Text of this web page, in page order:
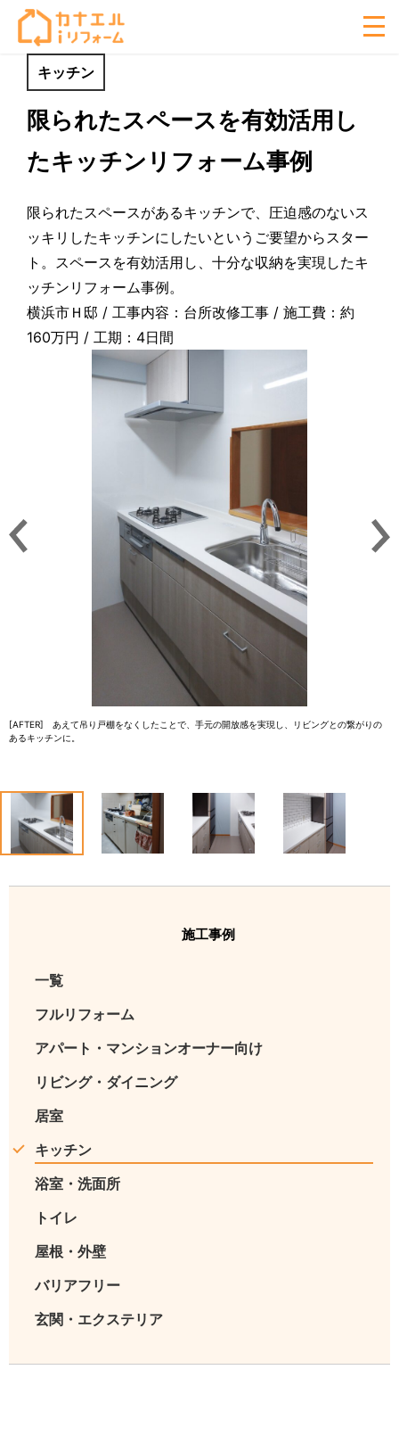
キッチン
限られたスペースを有効活用し
たキッチンリフォーム事例
限られたスペースがあるキッチンで、圧迫感のないス
ッキリしたキッチンにしたいというご要望からスター
ト。スペースを有効活用し、十分な収納を実現したキ
ッチンリフォーム事例。
横浜市Ｈ邸 / 工事内容：台所改修工事 / 施工費：約
160万円 / 工期：4日間
[AFTER] あえて吊り戸棚をなくしたことで、手元の開放感を実現し、リビングとの繋がりの
あるキッチンに。
1 2 4
施工事例
一覧
フルリフォーム
アパート・マンションオーナー向け
リビング・ダイニング
居室
キッチン
浴室・洗面所
トイレ
屋根・外壁
バリアフリー
玄関・エクステリア